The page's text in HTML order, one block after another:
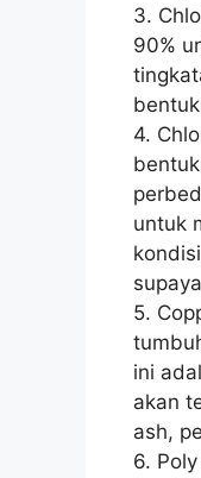
3.
90%
4.
untuk
5.
ini
akan
ash,
6.